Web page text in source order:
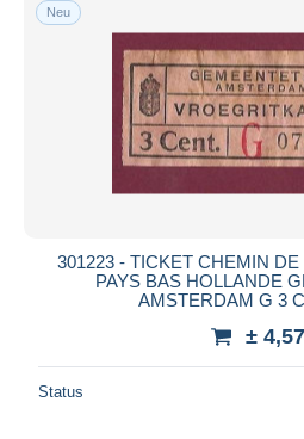
Neu
301223 - TICKET CHEMIN
PAYS BAS HOLLANDE
AMSTERDAM G 3
±
Status